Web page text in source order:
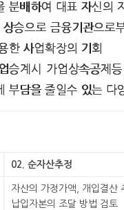
분배하여 대표 자신의
상승으로 금융기관으
한 사업확장의 기회
승계시 가업상속공제
부담을 줄일수 있는 다
02. 순자산추정
자산의 가정가액, 개입결산
납입자본의 조달 방법 검토